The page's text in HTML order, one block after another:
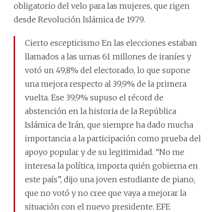
obligatorio del velo para las mujeres, que rigen
desde Revolución Islámica de 1979.
Cierto escepticismo En las elecciones estaban
llamados a las urnas 61 millones de iraníes y
votó un 49,8% del electorado, lo que supone
una mejora respecto al 39,9% de la primera
vuelta. Ese 39,9% supuso el récord de
abstención en la historia de la República
Islámica de Irán, que siempre ha dado mucha
importancia a la participación como prueba del
apoyo popular y de su legitimidad. “No me
interesa la política, importa quién gobierna en
este país”, dijo una joven estudiante de piano,
que no votó y no cree que vaya a mejorar la
situación con el nuevo presidente. EFE